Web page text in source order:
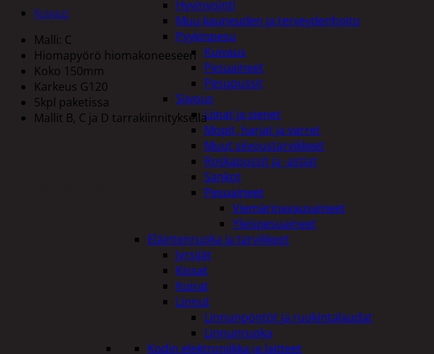
Hyvinvointi
Muu kauneuden ja terveydenhoito
Pyykinpesu
Kuivaus
Pesuaineet
Pesupussit
Siivous
Liinat ja sienet
Mopit, harjat ja varret
Muut siivoustarvikkeet
Roskapussit ja -astiat
Sankot
Pesuaineet
Viemärinavausaineet
Yleispesuaineet
Eläintenruoka ja tarvikkeet
Jyrsijät
Kissat
Koirat
Linnut
Linnunpöntöt ja ruokintalaudat
Linnunruoka
Kodin elektroniikka ja laitteet
Kuvaus
Malli: C
Hiomapyörö hiomakoneeseen
Koko 150mm
Karkeus G120
5kpl paketissa
Mallit B, C ja D tarrakiinnityksella